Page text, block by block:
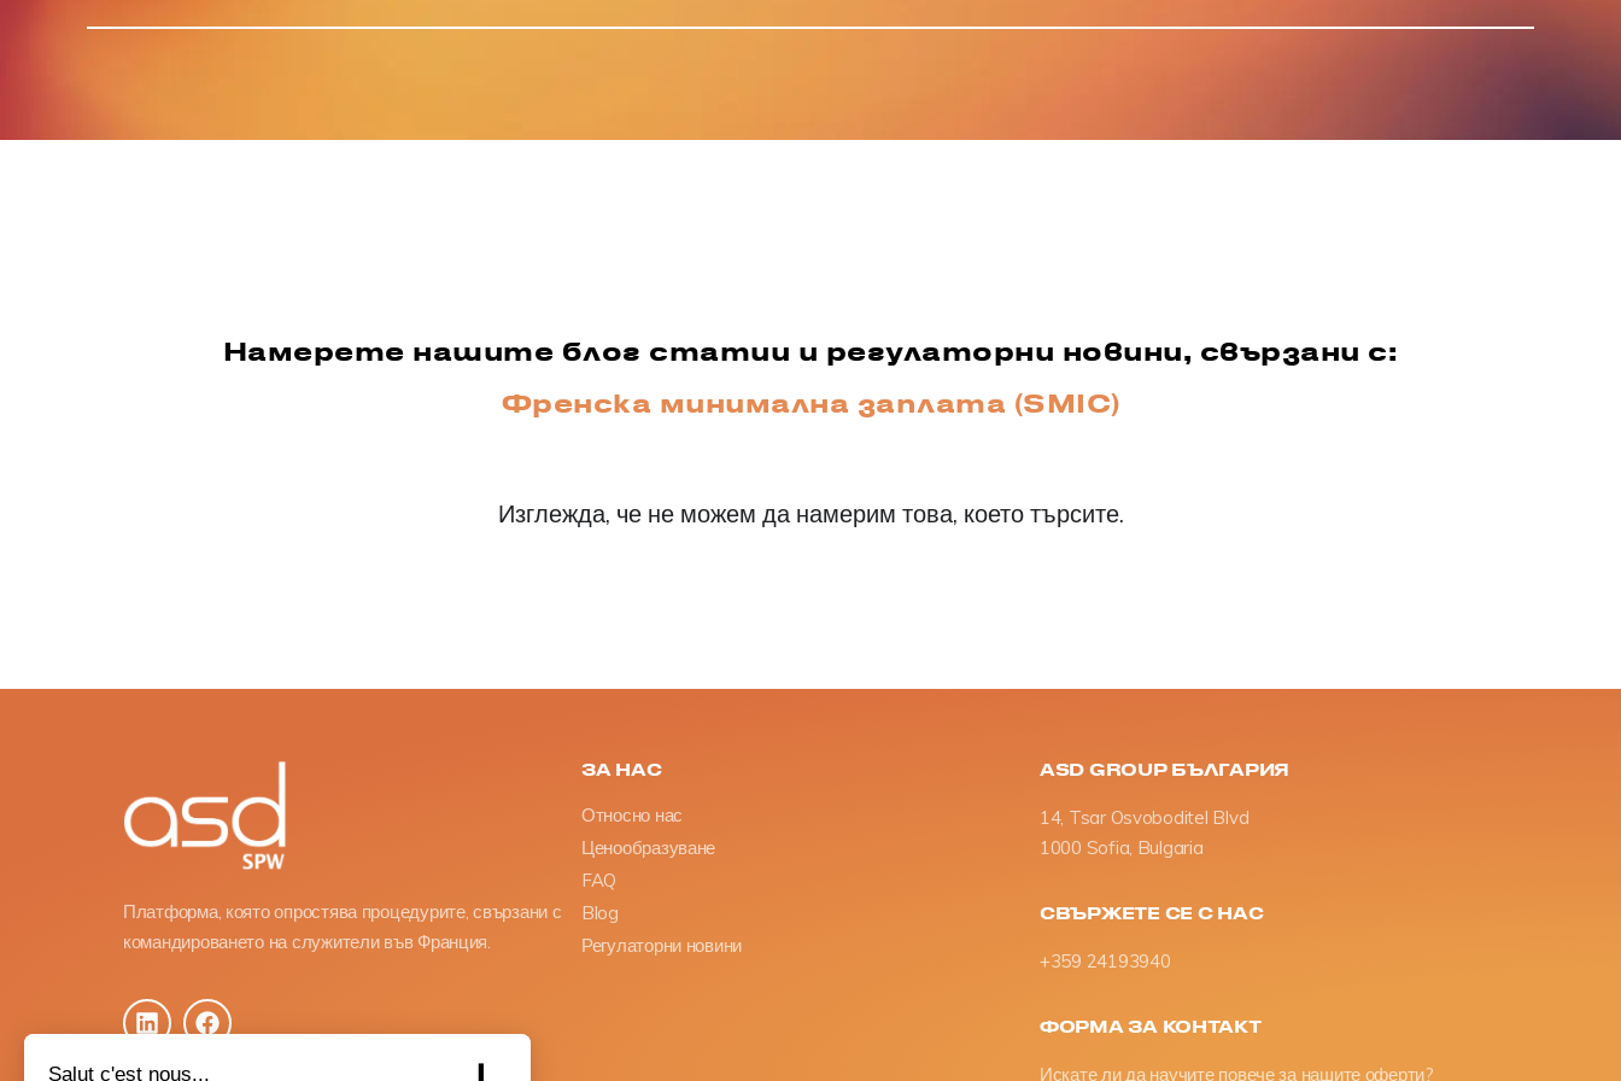
Salut c'est nous...
Намерете нашите блог статии и регулаторни новини, свързани с:
Френска минимална заплата (SMIC)
Изглежда, че не можем да намерим това, което търсите.
Платформа, която опростява процедурите, свързани с
командироването на служители във Франция.
ЗА НАС
Относно нас
Ценообразуване
FAQ
Blog
Регулаторни новини
ASD GROUP БЪЛГАРИЯ
14, Tsar Osvoboditel Blvd
1000 Sofia, Bulgaria
СВЪРЖЕТЕ СЕ С НАС
+359 24193940
ФОРМА ЗА КОНТАКТ
Искате ли да научите повече за нашите оферти?